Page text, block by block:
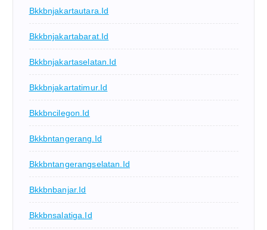
Bkkbnjakartautara.id
Bkkbnjakartabarat.id
Bkkbnjakartaselatan.id
Bkkbnjakartatimur.id
Bkkbncilegon.id
Bkkbntangerang.id
Bkkbntangerangselatan.id
Bkkbnbanjar.id
Bkkbnsalatiga.id